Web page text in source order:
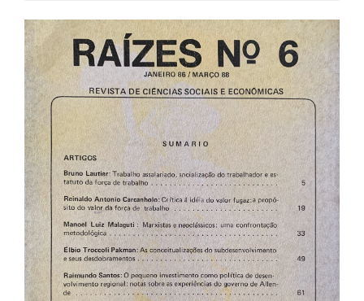
Barra
lateral
de
artigos